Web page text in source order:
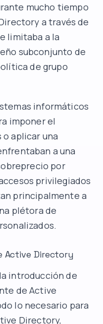
mucho tiempo
a través de
limitaba a la
subconjunto de
de grupo
informáticos
imponer el
aplicar una
a una
por
privilegiados
principalmente a
plétora de
Active Directory
introducción de
de Active
lo necesario para
Directory,